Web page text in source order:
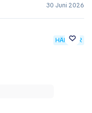
30 Juni 2026
HÄNDLER